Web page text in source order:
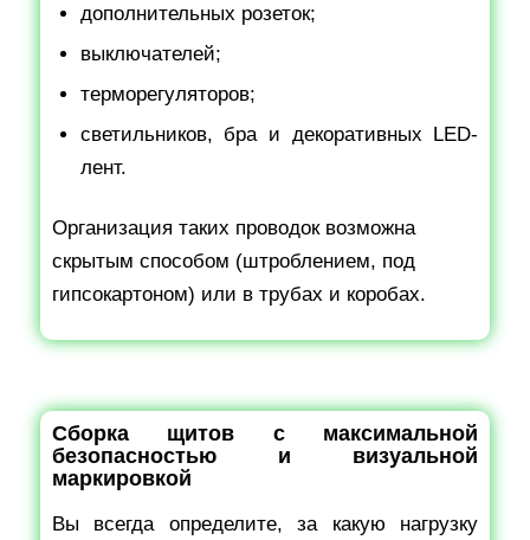
дополнительных розеток;
выключателей;
терморегуляторов;
светильников, бра и декоративных LED-
лент.
Организация таких проводок возможна
скрытым способом (штроблением, под
гипсокартоном) или в трубах и коробах.
Сборка щитов с максимальной
безопасностью и визуальной
маркировкой
Вы всегда определите, за какую нагрузку